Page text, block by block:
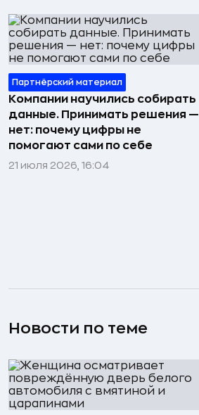
Партнёрский материал
Компании научились собирать
данные. Принимать решения —
нет: почему цифры не
помогают сами по себе
21 июля 2026, 16:04
Новости по теме